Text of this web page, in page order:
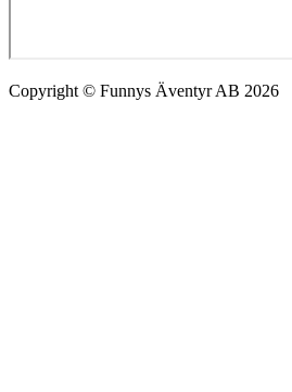
Copyright © Funnys Äventyr AB 2026